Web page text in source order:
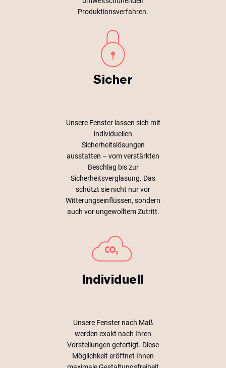
Produktionsverfahren.
Sicher
Unsere Fenster lassen sich mit
individuellen
Sicherheitslösungen
ausstatten – vom verstärkten
Beschlag bis zur
Sicherheitsverglasung. Das
schützt sie nicht nur vor
Witterungseinflüssen, sondern
auch vor ungewolltem Zutritt.
Individuell
Unsere Fenster nach Maß
werden exakt nach Ihren
Vorstellungen gefertigt. Diese
Möglichkeit eröffnet Ihnen